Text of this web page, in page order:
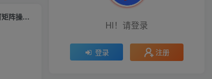
（9923期）最新挂机掘金项目，单机一天40+，脚本全自动运行，解放双手，可矩阵操作…
HI！请登录
登录 注册